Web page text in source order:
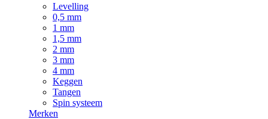
Levelling
0,5 mm
1 mm
1,5 mm
2 mm
3 mm
4 mm
Keggen
Tangen
Spin systeem
Merken